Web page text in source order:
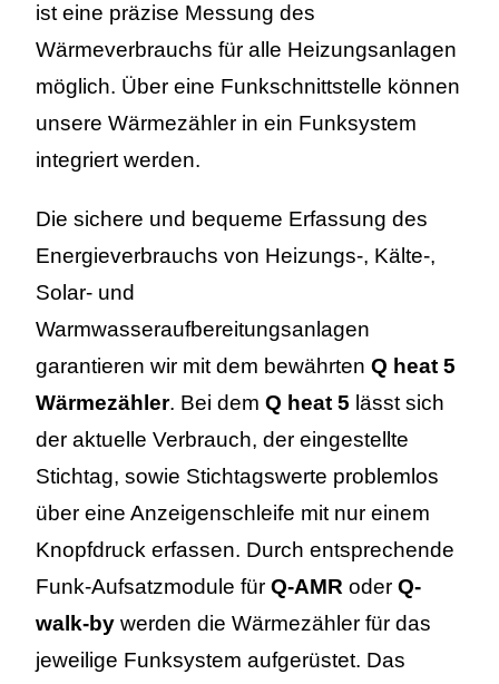
ist eine präzise Messung des
Wärmeverbrauchs für alle Heizungsanlagen
möglich. Über eine Funkschnittstelle können
unsere Wärmezähler in ein Funksystem
integriert werden.
Die sichere und bequeme Erfassung des
Energieverbrauchs von Heizungs-, Kälte-,
Solar- und
Warmwasseraufbereitungsanlagen
garantieren wir mit dem bewährtenQ heat 5
Wärmezähler. Bei demQ heat 5 lässt sich
der aktuelle Verbrauch, der eingestellte
Stichtag, sowie Stichtagswerte problemlos
über eine Anzeigenschleife mit nur einem
Knopfdruck erfassen. Durch entsprechende
Funk-Aufsatzmodule fürQ-AMR oderQ-
walk-by werden die Wärmezähler für das
jeweilige Funksystem aufgerüstet. Das